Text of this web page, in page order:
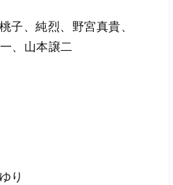
子、純烈、野宮真貴、
、山本譲二
り